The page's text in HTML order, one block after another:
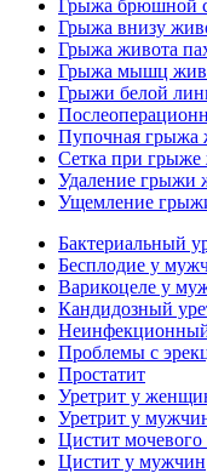
Грыжа брюшной
Грыжа внизу
Грыжа живота
Грыжа мышц
Грыжи белой
Пупочная грыжа
Сетка при грыже
Удаление грыжи
Ущемление
Бактериальный
Бесплодие у
Варикоцеле у
Кандидозный
Проблемы с
Простатит
Уретрит у
Уретрит у
Цистит мочевого
Цистит у мужчин